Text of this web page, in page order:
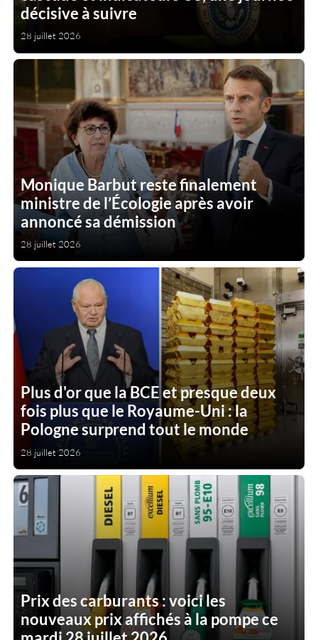
décisive à suivre
28 juillet 2026
Monique Barbut reste finalement
ministre de l’Écologie après avoir
annoncé sa démission
28 juillet 2026
Plus d'or que la BCE et presque deux
fois plus que le Royaume-Uni : la
Pologne surprend tout le monde
28 juillet 2026
Prix des carburants : voici les
nouveaux prix affichés à la pompe ce